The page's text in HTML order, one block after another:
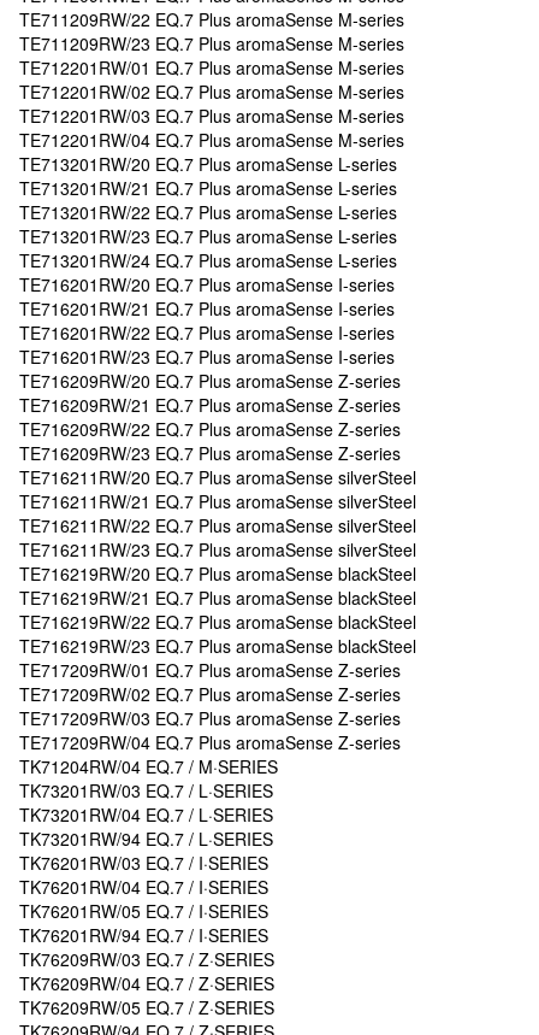
TE711209RW/22 EQ.7 Plus aromaSense M-series
TE711209RW/23 EQ.7 Plus aromaSense M-series
TE712201RW/01 EQ.7 Plus aromaSense M-series
TE712201RW/02 EQ.7 Plus aromaSense M-series
TE712201RW/03 EQ.7 Plus aromaSense M-series
TE712201RW/04 EQ.7 Plus aromaSense M-series
TE713201RW/20 EQ.7 Plus aromaSense L-series
TE713201RW/21 EQ.7 Plus aromaSense L-series
TE713201RW/22 EQ.7 Plus aromaSense L-series
TE713201RW/23 EQ.7 Plus aromaSense L-series
TE713201RW/24 EQ.7 Plus aromaSense L-series
TE716201RW/20 EQ.7 Plus aromaSense I-series
TE716201RW/21 EQ.7 Plus aromaSense I-series
TE716201RW/22 EQ.7 Plus aromaSense I-series
TE716201RW/23 EQ.7 Plus aromaSense I-series
TE716209RW/20 EQ.7 Plus aromaSense Z-series
TE716209RW/21 EQ.7 Plus aromaSense Z-series
TE716209RW/22 EQ.7 Plus aromaSense Z-series
TE716209RW/23 EQ.7 Plus aromaSense Z-series
TE716211RW/20 EQ.7 Plus aromaSense silverSteel
TE716211RW/21 EQ.7 Plus aromaSense silverSteel
TE716211RW/22 EQ.7 Plus aromaSense silverSteel
TE716211RW/23 EQ.7 Plus aromaSense silverSteel
TE716219RW/20 EQ.7 Plus aromaSense blackSteel
TE716219RW/21 EQ.7 Plus aromaSense blackSteel
TE716219RW/22 EQ.7 Plus aromaSense blackSteel
TE716219RW/23 EQ.7 Plus aromaSense blackSteel
TE717209RW/01 EQ.7 Plus aromaSense Z-series
TE717209RW/02 EQ.7 Plus aromaSense Z-series
TE717209RW/03 EQ.7 Plus aromaSense Z-series
TE717209RW/04 EQ.7 Plus aromaSense Z-series
TK71204RW/04 EQ.7 / M·SERIES
TK73201RW/03 EQ.7 / L·SERIES
TK73201RW/04 EQ.7 / L·SERIES
TK73201RW/94 EQ.7 / L·SERIES
TK76201RW/03 EQ.7 / I·SERIES
TK76201RW/04 EQ.7 / I·SERIES
TK76201RW/05 EQ.7 / I·SERIES
TK76201RW/94 EQ.7 / I·SERIES
TK76209RW/03 EQ.7 / Z·SERIES
TK76209RW/04 EQ.7 / Z·SERIES
TK76209RW/05 EQ.7 / Z·SERIES